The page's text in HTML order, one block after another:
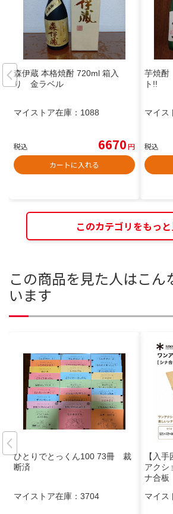
森伊蔵 本格焼酎 720ml 箱入
り 金ラベル
マイストア在庫： 1088
税込 6670円
カートに入れる
芋焼
ト!!
マイス
税込
このカテゴリをもっ
この商品を見た人はこん
います
ひとりでとっくん100 73冊 裁
断済
マイストア在庫： 3704
【入
アクシ
ナ合板
マイス